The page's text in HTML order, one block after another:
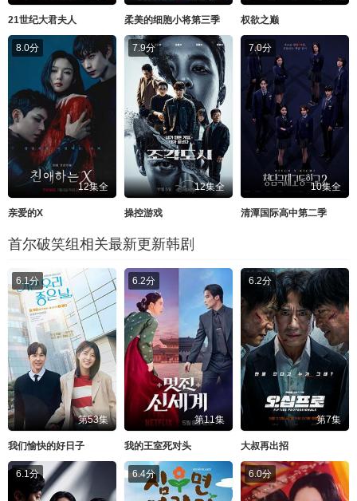
21世纪大君夫人 柔美的细胞小将第三季 权欲之巅
8.0分
12集全
亲爱的X
7.9分
12集全
操控游戏
7.0分
10集全
清潭国际高中第二季
首尔破笑组相关最新更新韩剧
6.1分
第53集
我们愉快的好日子
6.2分
第11集
我的王室死对头
6.2分
第7集
大叔再出招
6.1分 6.4分 6.0分